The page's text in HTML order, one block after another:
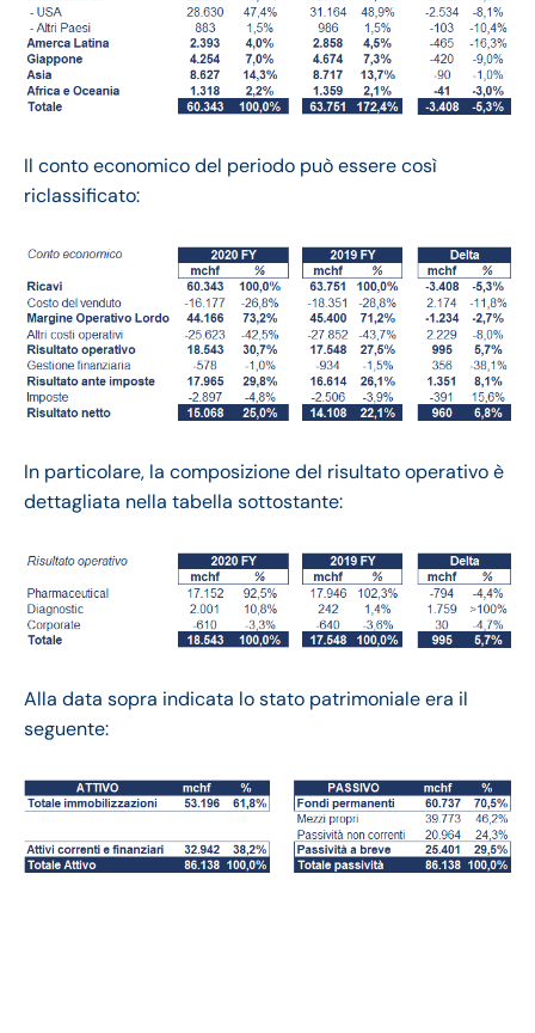
Il conto economico del periodo può essere così
riclassificato:
In particolare, la composizione del risultato operativo è
dettagliata nella tabella sottostante:
Alla data sopra indicata lo stato patrimoniale era il
seguente: